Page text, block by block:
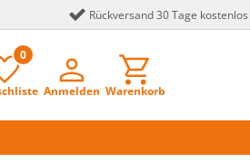
Rückversand 30 Tage kostenlos
0
Anmelden Warenkorb